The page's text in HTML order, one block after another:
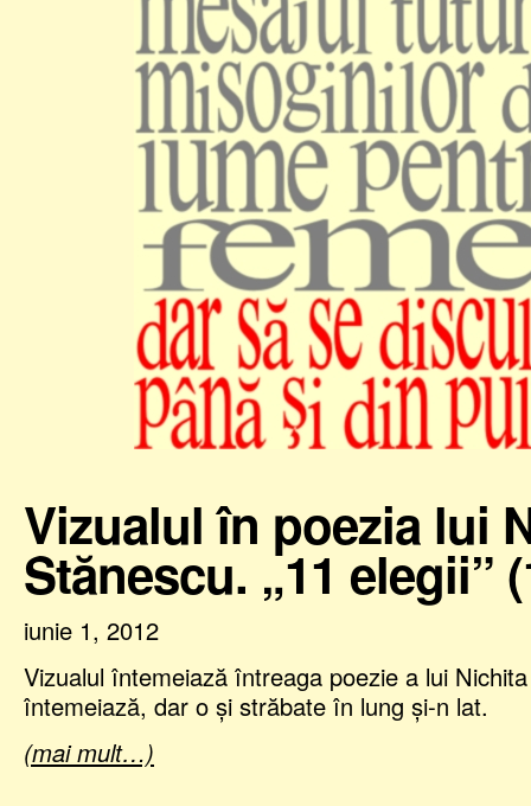
Vizualul în poezia lui
Stănescu. „11 elegii”
iunie 1, 2012
Vizualul întemeiază întreaga poezie a lui
întemeiază, dar o şi străbate în lung şi-n lat.
(mai mult…)